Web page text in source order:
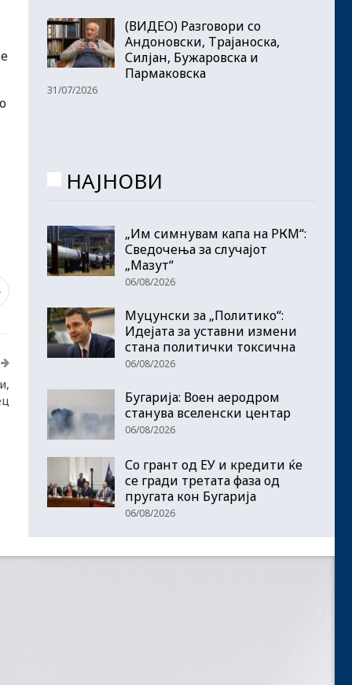
(ВИДЕО) Разговори со
Андоновски, Трајаноска,
Силјан, Бужаровска и
Пармаковска
31/07/2026
НАЈНОВИ
„Им симнувам капа на РКМ“:
Сведочења за случајот
„Мазут“
06/08/2026
Муцунски за „Политико“:
Идејата за уставни измени
стана политички токсична
06/08/2026
Бугарија: Воен аеродром
станува вселенски центар
06/08/2026
Со грант од ЕУ и кредити ќе
се гради третата фаза од
пругата кон Бугарија
06/08/2026